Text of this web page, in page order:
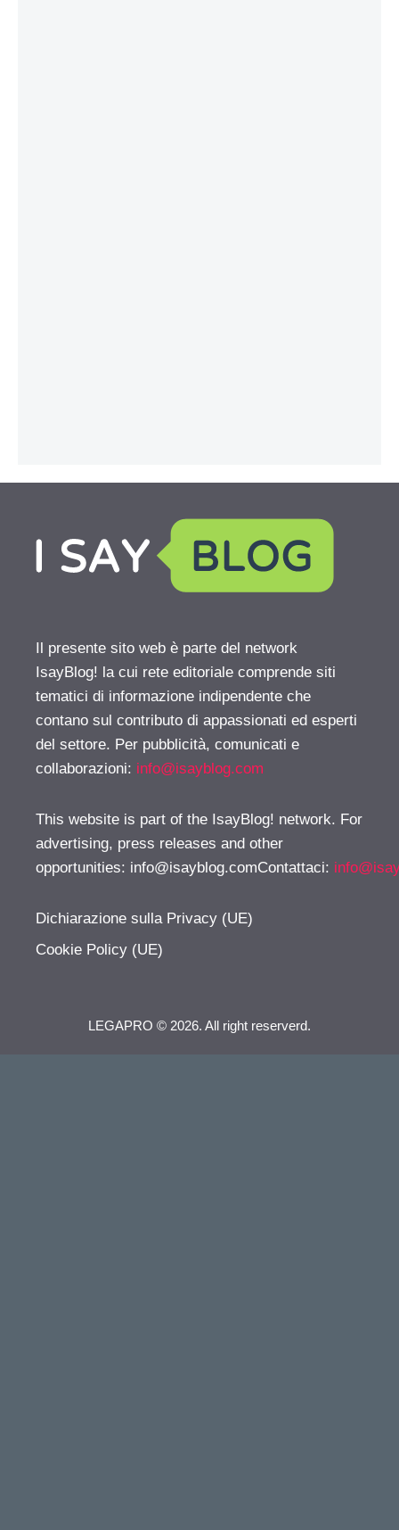
Il presente sito web è parte del network
IsayBlog! la cui rete editoriale comprende siti
tematici di informazione indipendente che
contano sul contributo di appassionati ed esperti
del settore. Per pubblicità, comunicati e
collaborazioni: info@isayblog.com
This website is part of the IsayBlog! network. For
advertising, press releases and other
opportunities: info@isayblog.comContattaci:
Dichiarazione sulla Privacy (UE)
Cookie Policy (UE)
LEGAPRO © 2026. All right reserverd.